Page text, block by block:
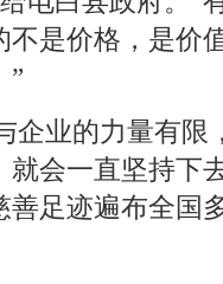
不是价格，是价
”
企业的力量有限
就会一直坚持下
善足迹遍布全国